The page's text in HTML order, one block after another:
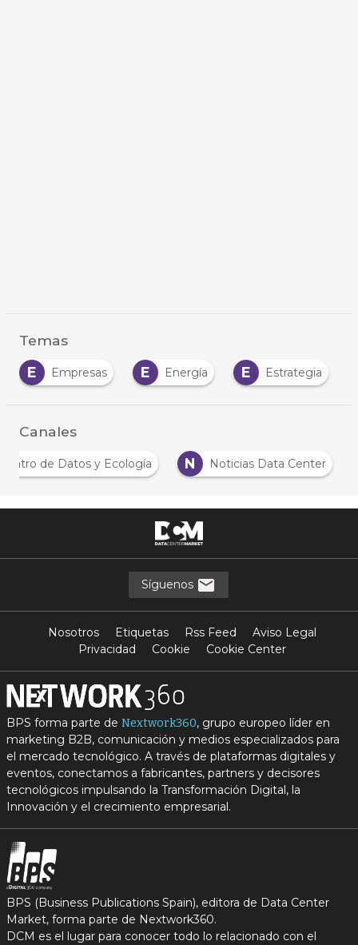
Temas
E
Empresas E Energía E Estrategia
Canales
de Datos y Ecología N Noticias Data Center
Síguenos
Nosotros Etiquetas Rss Feed
Aviso Legal
Privacidad
Cookie Cookie Center
BPS forma parte de Nextwork360, grupo europeo líder en
marketing B2B, comunicación y medios especializados para
el mercado tecnológico. A través de plataformas digitales y
eventos, conectamos a fabricantes, partners y decisores
tecnológicos impulsando la Transformación Digital, la
Innovación y el crecimiento empresarial.
BPS (Business Publications Spain), editora de Data Center
Market, forma parte de Nextwork360.
DCM es el lugar para conocer todo lo relacionado con el